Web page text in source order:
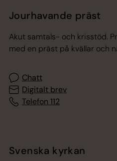
Jourhavande präst
Akut samtals- och krisstöd.
med en präst på kvällar och
Chatt
Digitalt brev
Telefon 112
Svenska kyrkan